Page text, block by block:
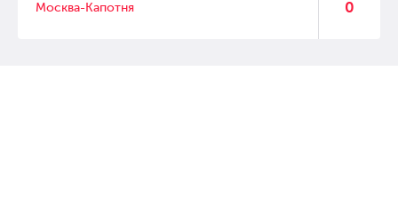
Москва-Капотня 0